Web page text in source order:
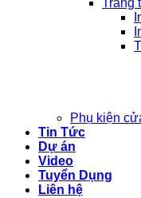
Trang
Phụ kiện
Tin Tức
Dự án
Video
Tuyển Dụng
Liên hệ